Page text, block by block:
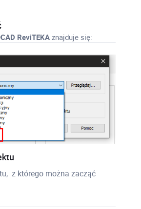
ReviTEKA znajduje się:
z którego można zacząć